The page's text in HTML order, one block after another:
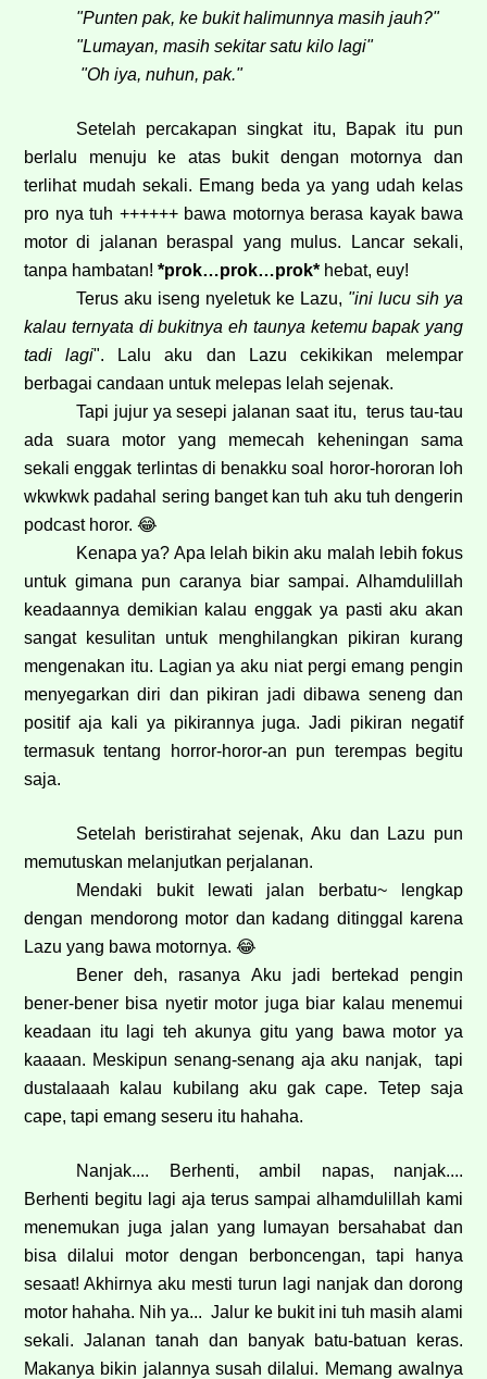
"Punten pak, ke bukit halimunnya masih jauh?"
"Lumayan, masih sekitar satu kilo lagi"
"Oh iya, nuhun, pak."
Setelah percakapan singkat itu, Bapak itu pun
berlalu menuju ke atas bukit dengan motornya dan
terlihat mudah sekali. Emang beda ya yang udah kelas
pro nya tuh ++++++ bawa motornya berasa kayak bawa
motor di jalanan beraspal yang mulus. Lancar sekali,
tanpa hambatan! *prok…prok…prok* hebat, euy!
Terus aku iseng nyeletuk ke Lazu, "ini lucu sih ya
kalau ternyata di bukitnya eh taunya ketemu bapak yang
tadi lagi". Lalu aku dan Lazu cekikikan melempar
berbagai candaan untuk melepas lelah sejenak.
Tapi jujur ya sesepi jalanan saat itu, terus tau-tau
ada suara motor yang memecah keheningan sama
sekali enggak terlintas di benakku soal horor-hororan loh
wkwkwk padahal sering banget kan tuh aku tuh dengerin
podcast horor. 😂
Kenapa ya? Apa lelah bikin aku malah lebih fokus
untuk gimana pun caranya biar sampai. Alhamdulillah
keadaannya demikian kalau enggak ya pasti aku akan
sangat kesulitan untuk menghilangkan pikiran kurang
mengenakan itu. Lagian ya aku niat pergi emang pengin
menyegarkan diri dan pikiran jadi dibawa seneng dan
positif aja kali ya pikirannya juga. Jadi pikiran negatif
termasuk tentang horror-horor-an pun terempas begitu
saja.
Setelah beristirahat sejenak, Aku dan Lazu pun
memutuskan melanjutkan perjalanan.
Mendaki bukit lewati jalan berbatu~ lengkap
dengan mendorong motor dan kadang ditinggal karena
Lazu yang bawa motornya. 😂
Bener deh, rasanya Aku jadi bertekad pengin
bener-bener bisa nyetir motor juga biar kalau menemui
keadaan itu lagi teh akunya gitu yang bawa motor ya
kaaaan. Meskipun senang-senang aja aku nanjak, tapi
dustalaaah kalau kubilang aku gak cape. Tetep saja
cape, tapi emang seseru itu hahaha.
Nanjak.... Berhenti, ambil napas, nanjak....
Berhenti begitu lagi aja terus sampai alhamdulillah kami
menemukan juga jalan yang lumayan bersahabat dan
bisa dilalui motor dengan berboncengan, tapi hanya
sesaat! Akhirnya aku mesti turun lagi nanjak dan dorong
motor hahaha. Nih ya... Jalur ke bukit ini tuh masih alami
sekali. Jalanan tanah dan banyak batu-batuan keras.
Makanya bikin jalannya susah dilalui. Memang awalnya